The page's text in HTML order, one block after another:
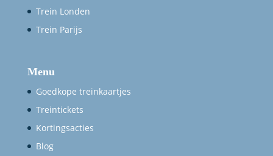
Trein Londen
Trein Parijs
Menu
Goedkope treinkaartjes
Treintickets
Kortingsacties
Blog